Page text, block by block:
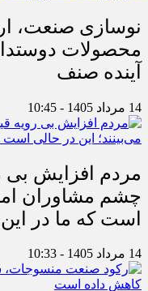
نوسازی صنعت،
محصولات
آینده صنف
14 مرداد 1405 - 10:45
مردم افزایش بی
چشم مشاوران
است که ما در
14 مرداد 1405 - 10:33